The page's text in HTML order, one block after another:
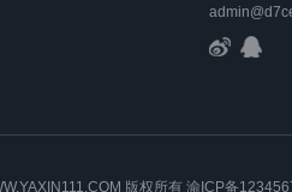
版权所有 渝ICP备